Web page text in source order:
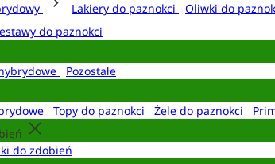
Lakiery do paznokci Oliwki do
do paznokci
Pozostałe
Topy do paznokci Żele do paznokci
do zdobień